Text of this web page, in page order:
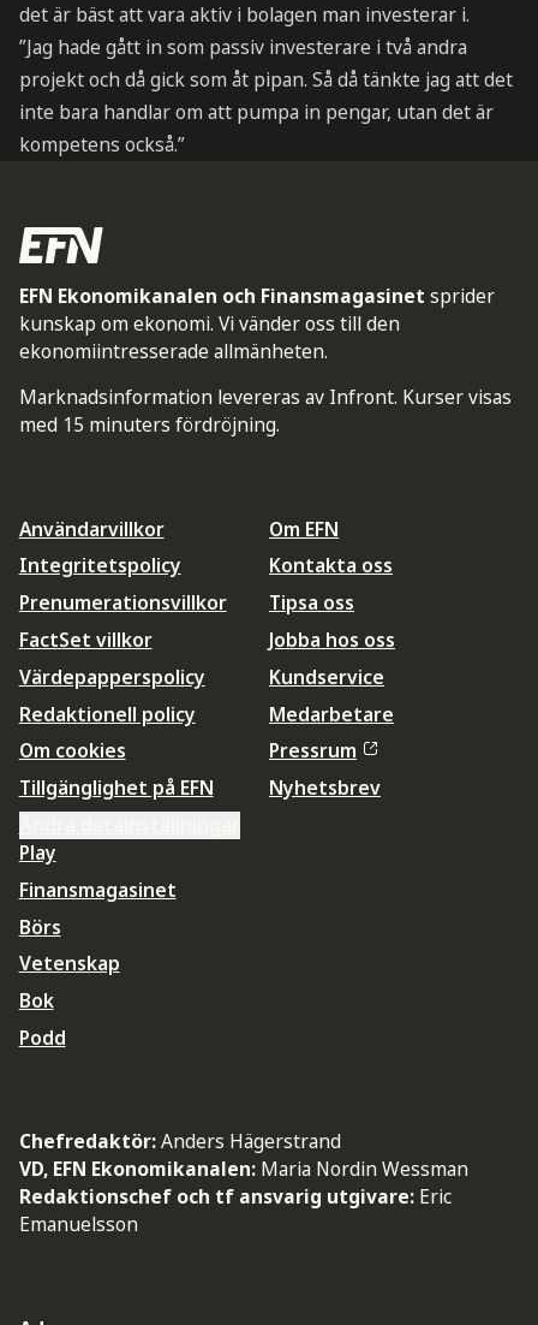
det är bäst att vara aktiv i bolagen man investerar i.
”Jag hade gått in som passiv investerare i två andra
projekt och då gick som åt pipan. Så då tänkte jag att det
inte bara handlar om att pumpa in pengar, utan det är
kompetens också.”
EFN Ekonomikanalen och Finansmagasinet sprider
kunskap om ekonomi. Vi vänder oss till den
ekonomiintresserade allmänheten.
Marknadsinformation levereras av Infront. Kurser visas
med 15 minuters fördröjning.
Användarvillkor
Integritetspolicy
Prenumerationsvillkor
FactSet villkor
Värdepapperspolicy
Redaktionell policy
Om cookies
Tillgänglighet på EFN
Om EFN
Kontakta oss
Tipsa oss
Jobba hos oss
Kundservice
Medarbetare
Pressrum
Nyhetsbrev
Play
Finansmagasinet
Börs
Vetenskap
Bok
Podd
Chefredaktör:Anders Hägerstrand
VD, EFN Ekonomikanalen: Maria Nordin Wessman
Redaktionschef och tf ansvarig utgivare: Eric
Emanuelsson